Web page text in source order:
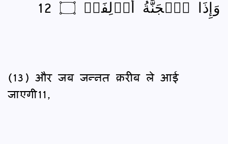
وَإِذَا ٱلۡجَنَّةُ أُزۡلِفَتۡ ۝ 12
(13) और जब जन्नत क़रीब ले आई
जाएगी11,